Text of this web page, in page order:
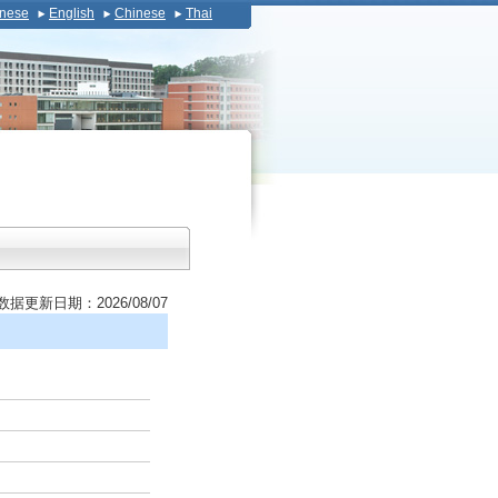
English Chinese Thai
据更新日期：2026/08/07